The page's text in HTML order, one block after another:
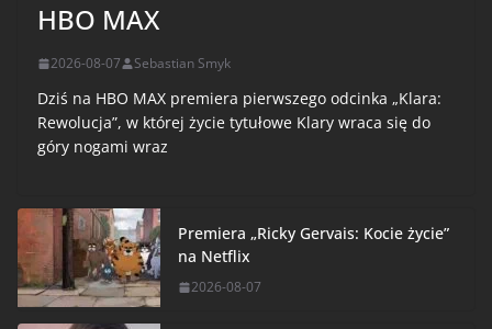
HBO MAX
2026-08-07 Sebastian Smyk
Dziś na HBO MAX premiera pierwszego odcinka „Klara:
Rewolucja”, w której życie tytułowe Klary wraca się do
góry nogami wraz
Premiera „Ricky Gervais: Kocie życie”
na Netflix
2026-08-07